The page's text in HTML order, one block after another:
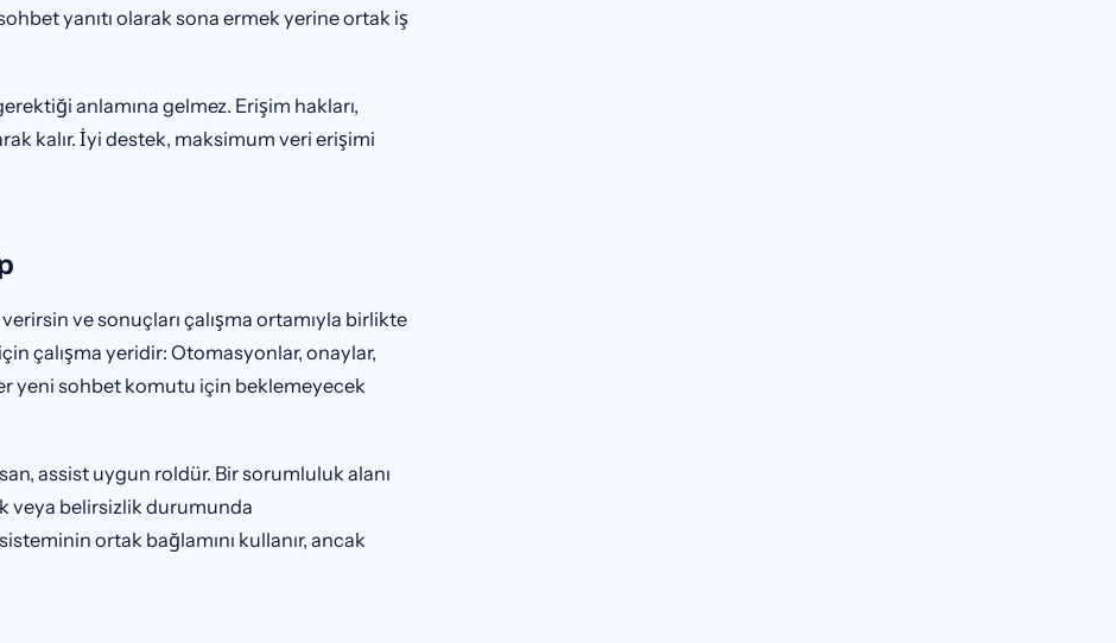
yanıtı olarak sona ermek yerine ortak iş
anlamına gelmez. Erişim hakları,
kalır. İyi destek, maksimum veri erişimi
ve sonuçları çalışma ortamıyla birlikte
çalışma yeridir: Otomasyonlar, onaylar,
yeni sohbet komutu için beklemeyecek
assist uygun roldür. Bir sorumluluk alanı
veya belirsizlik durumunda
ortak bağlamını kullanır, ancak